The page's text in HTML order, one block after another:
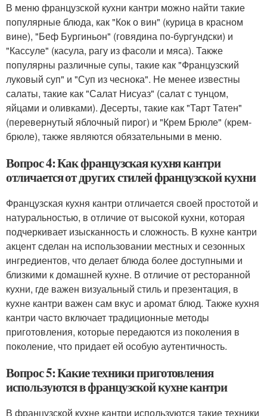
В меню французской кухни кантри можно найти такие
популярные блюда, как "Кок о вин" (курица в красном
вине), "Беф Бургиньон" (говядина по-бургундски) и
"Кассуле" (касула, рагу из фасоли и мяса). Также
популярны различные супы, такие как "Французский
луковый суп" и "Суп из чеснока". Не менее известны
салаты, такие как "Салат Нисуаз" (салат с тунцом,
яйцами и оливками). Десерты, такие как "Тарт Татен"
(перевернутый яблочный пирог) и "Крем Брюле" (крем-
брюле), также являются обязательными в меню.
Вопрос 4: Как французская кухня кантри
отличается от других стилей французской кухни
Французская кухня кантри отличается своей простотой и
натуральностью, в отличие от высокой кухни, которая
подчеркивает изысканность и сложность. В кухне кантри
акцент сделан на использовании местных и сезонных
ингредиентов, что делает блюда более доступными и
близкими к домашней кухне. В отличие от ресторанной
кухни, где важен визуальный стиль и презентация, в
кухне кантри важен сам вкус и аромат блюд. Также кухня
кантри часто включает традиционные методы
приготовления, которые передаются из поколения в
поколение, что придает ей особую аутентичность.
Вопрос 5: Какие техники приготовления
используются в французской кухне кантри
В французской кухне кантри используются такие техники